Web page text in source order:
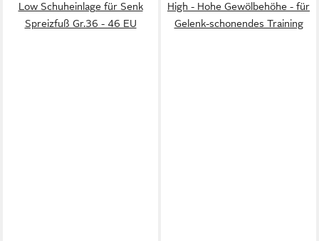
Low Schuheinlage für Senk
Spreizfuß Gr.36 - 46 EU
High - Hohe Gewölbehöhe - für
Gelenk-schonendes Training